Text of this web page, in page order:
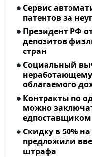
Сервис
патентов за
Президент РФ
депозитов
стран
Социальный
неработающему
облагаемого
Контракты по
можно
едпоставщиком
Скидку в 50%
предложили
штрафа